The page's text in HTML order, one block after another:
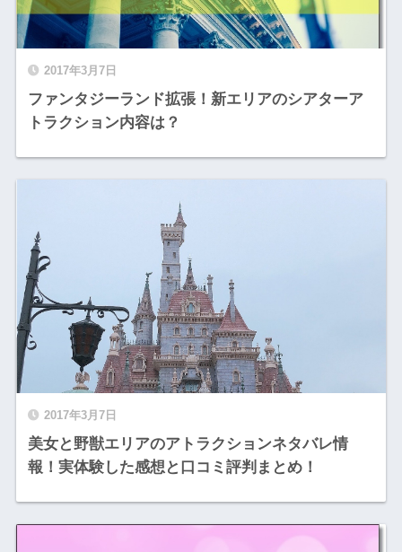
2017年3月7日
ファンタジーランド拡張！新エリアのシアターア
トラクション内容は？
2017年3月7日
美女と野獣エリアのアトラクションネタバレ情
報！実体験した感想と口コミ評判まとめ！